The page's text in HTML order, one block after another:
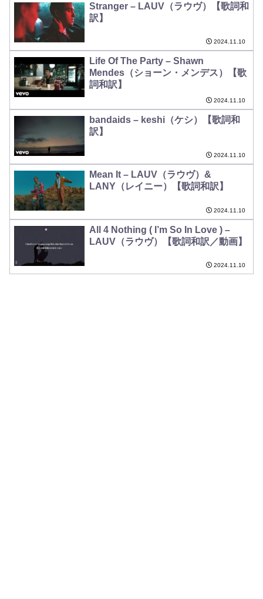
Stranger – LAUV（ラウヴ）【歌詞和
訳】
2024.11.10
Life Of The Party – Shawn
Mendes（ショーン・メンデス）【歌
詞和訳】
2024.11.10
bandaids – keshi（ケシ）【歌詞和
訳】
2024.11.10
Mean It – LAUV（ラウヴ）&
LANY（レイニー）【歌詞和訳】
2024.11.10
All 4 Nothing ( I’m So In Love ) –
LAUV（ラウヴ）【歌詞和訳／動画】
2024.11.10